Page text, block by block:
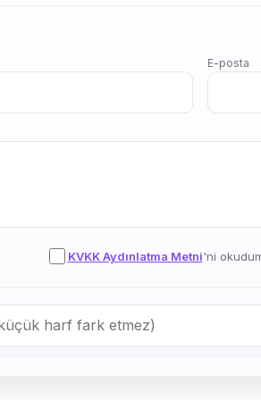
E-posta
KVKK Aydınlatma Metni'ni